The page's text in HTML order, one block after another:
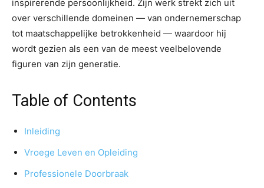
inspirerende persoonlijkheid. Zijn werk strekt zich uit
over verschillende domeinen — van ondernemerschap
tot maatschappelijke betrokkenheid — waardoor hij
wordt gezien als een van de meest veelbelovende
figuren van zijn generatie.
Table of Contents
Inleiding
Vroege Leven en Opleiding
Professionele Doorbraak